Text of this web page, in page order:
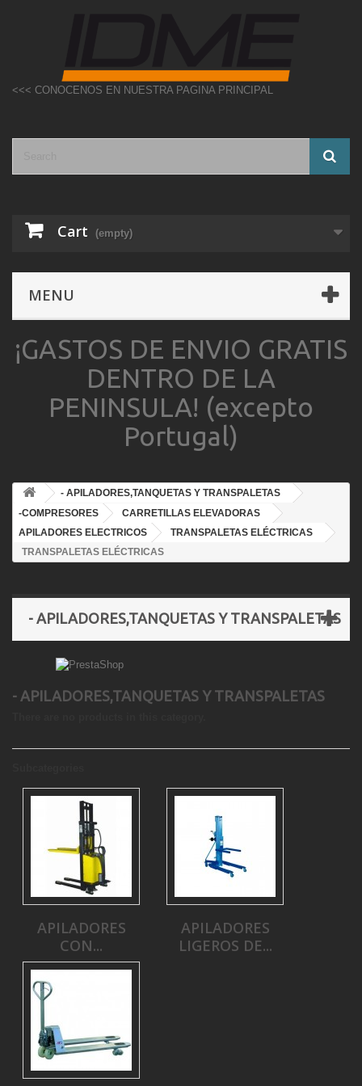
<<< CONOCENOS EN NUESTRA PAGINA PRINCIPAL
Cart (empty)
MENU
¡GASTOS DE ENVIO GRATIS
DENTRO DE LA
PENINSULA! (excepto
Portugal)
- APILADORES,TANQUETAS Y TRANSPALETAS
-COMPRESORES
CARRETILLAS ELEVADORAS
APILADORES ELECTRICOS
TRANSPALETAS ELÉCTRICAS
TRANSPALETAS ELÉCTRICAS
- APILADORES,TANQUETAS Y TRANSPALETAS
- APILADORES,TANQUETAS Y TRANSPALETAS
APILADORES
CON...
APILADORES
LIGEROS DE...